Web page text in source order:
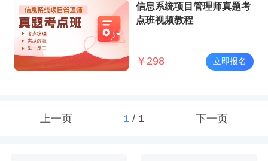
信息系统项目管理师真题考
点班视频教程
￥ 298 立即报名
上一页 1/ 1 下一页